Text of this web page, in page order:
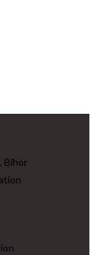
Bihor